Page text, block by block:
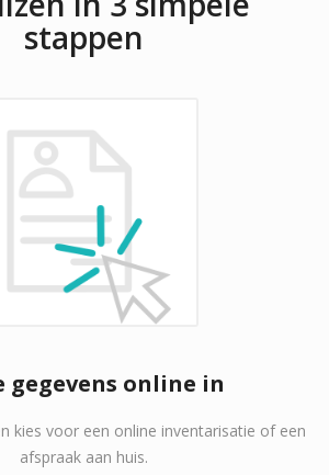
stappen
gegevens online in
kies voor een online inventarisatie of een
afspraak aan huis.